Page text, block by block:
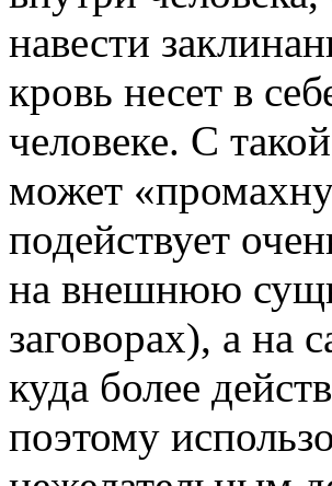
навести
кровь несет в
человеке. С
может
подействует
на внешнюю
заговорах), а на
куда более
поэтому